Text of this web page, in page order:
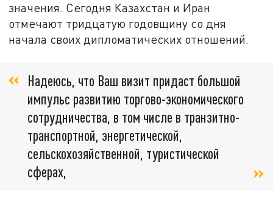
значения. Сегодня Казахстан и Иран
отмечают тридцатую годовщину со дня
начала своих дипломатических отношений.
Надеюсь, что Ваш визит придаст большой
импульс развитию торгово-экономического
сотрудничества, в том числе в транзитно-
транспортной, энергетической,
сельскохозяйственной, туристической
сферах,